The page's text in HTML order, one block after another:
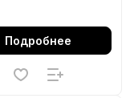
шины 510мм,
ножами 14мм,
Подробнее